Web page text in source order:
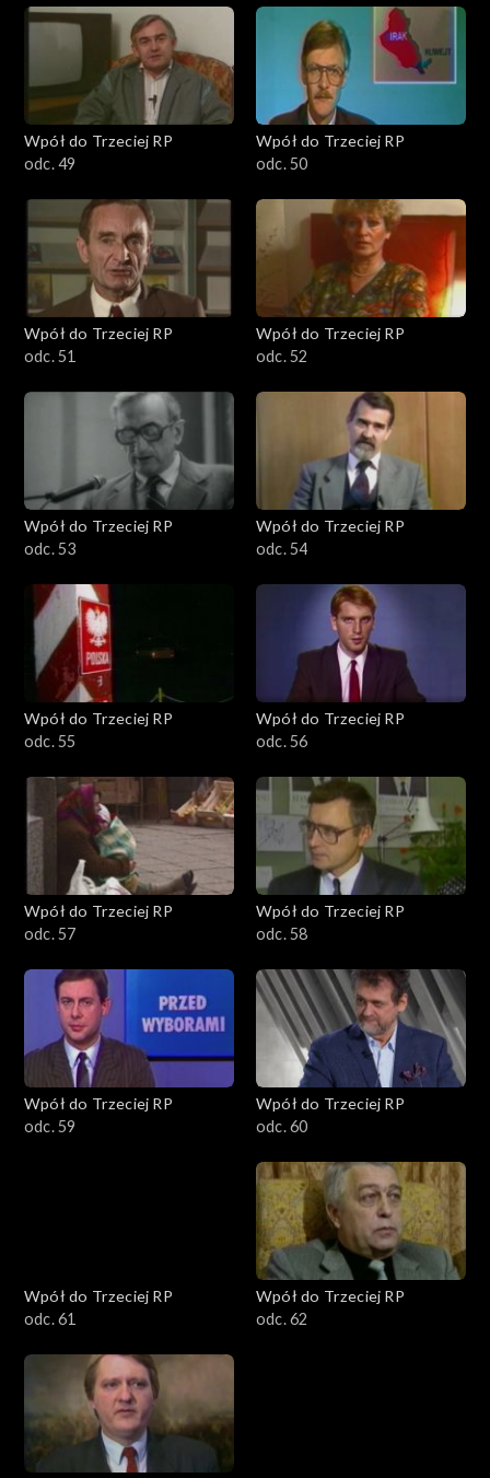
Wpół do Trzeciej RP
odc. 49
Wpół do Trzeciej RP
odc. 50
Wpół do Trzeciej RP
odc. 51
Wpół do Trzeciej RP
odc. 52
Wpół do Trzeciej RP
odc. 53
Wpół do Trzeciej RP
odc. 54
Wpół do Trzeciej RP
odc. 55
Wpół do Trzeciej RP
odc. 56
Wpół do Trzeciej RP
odc. 57
Wpół do Trzeciej RP
odc. 58
Wpół do Trzeciej RP
odc. 59
Wpół do Trzeciej RP
odc. 60
Wpół do Trzeciej RP
odc. 61
Wpół do Trzeciej RP
odc. 62